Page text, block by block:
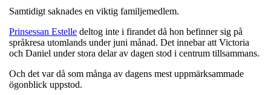
Samtidigt saknades en viktig familjemedlem.
Prinsessan Estelle deltog inte i firandet då hon befinner sig på
språkresa utomlands under juni månad. Det innebar att Victoria
och Daniel under stora delar av dagen stod i centrum tillsammans.
Och det var då som många av dagens mest uppmärksammade
ögonblick uppstod.